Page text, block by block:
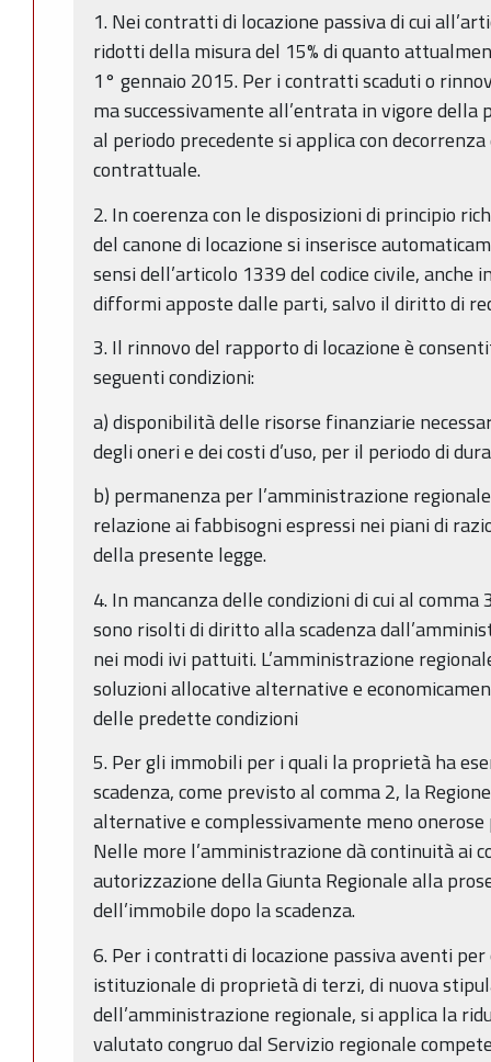
1. Nei contratti di locazione passiva di cui
ridotti della misura del 15% di quanto
1° gennaio 2015. Per i contratti scaduti o
ma successivamente all’entrata in vigore della
al periodo precedente si applica con
contrattuale.
2. In coerenza con le disposizioni di principio
del canone di locazione si inserisce
sensi dell’articolo 1339 del codice civile, anche
difformi apposte dalle parti, salvo il diritto di
3. Il rinnovo del rapporto di locazione è
seguenti condizioni:
a) disponibilità delle risorse finanziarie
degli oneri e dei costi d’uso, per il periodo di
b) permanenza per l’amministrazione
relazione ai fabbisogni espressi nei piani di
della presente legge.
4. In mancanza delle condizioni di cui al
sono risolti di diritto alla scadenza
nei modi ivi pattuiti. L’amministrazione
soluzioni allocative alternative e
delle predette condizioni
5. Per gli immobili per i quali la proprietà ha
scadenza, come previsto al comma 2, la
alternative e complessivamente meno
Nelle more l’amministrazione dà continuità ai
autorizzazione della Giunta Regionale alla
dell’immobile dopo la scadenza.
6. Per i contratti di locazione passiva aventi
istituzionale di proprietà di terzi, di nuova
dell’amministrazione regionale, si applica la
valutato congruo dal Servizio regionale